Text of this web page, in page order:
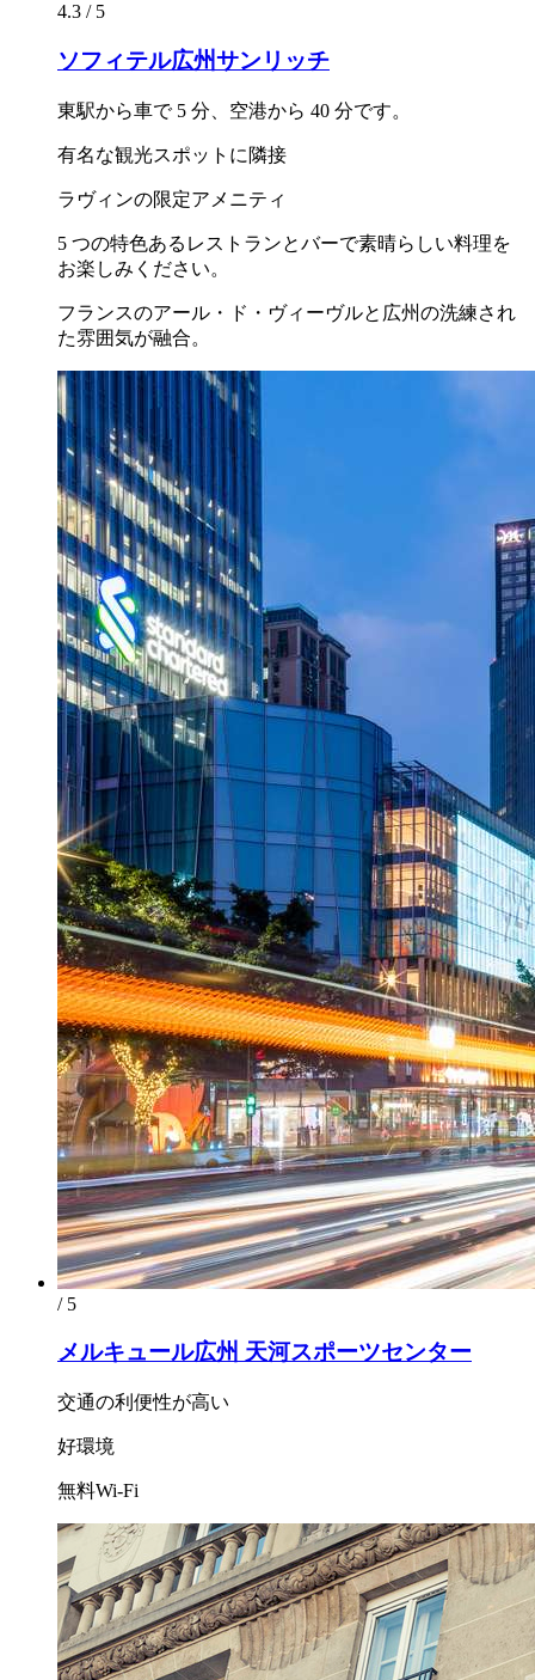
4.3 / 5
ソフィテル広州サンリッチ
東駅から車で 5 分、空港から 40 分です。
有名な観光スポットに隣接
ラヴィンの限定アメニティ
5 つの特色あるレストランとバーで素晴らしい料理を
お楽しみください。
フランスのアール・ド・ヴィーヴルと広州の洗練され
た雰囲気が融合。
/ 5
メルキュール広州 天河スポーツセンター
交通の利便性が高い
好環境
無料Wi-Fi